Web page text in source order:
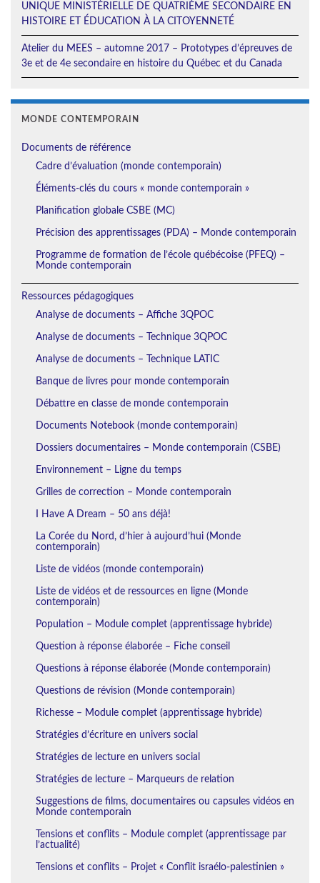
UNIQUE MINISTÉRIELLE DE QUATRIÈME SECONDAIRE EN
HISTOIRE ET ÉDUCATION À LA CITOYENNETÉ
Atelier du MEES – automne 2017 – Prototypes d’épreuves de
3e et de 4e secondaire en histoire du Québec et du Canada
MONDE CONTEMPORAIN
Documents de référence
Cadre d’évaluation (monde contemporain)
Éléments-clés du cours « monde contemporain »
Planification globale CSBE (MC)
Précision des apprentissages (PDA) – Monde contemporain
Programme de formation de l’école québécoise (PFEQ) –
Monde contemporain
Ressources pédagogiques
Analyse de documents – Affiche 3QPOC
Analyse de documents – Technique 3QPOC
Analyse de documents – Technique LATIC
Banque de livres pour monde contemporain
Débattre en classe de monde contemporain
Documents Notebook (monde contemporain)
Dossiers documentaires – Monde contemporain (CSBE)
Environnement – Ligne du temps
Grilles de correction – Monde contemporain
I Have A Dream – 50 ans déjà!
La Corée du Nord, d’hier à aujourd’hui (Monde
contemporain)
Liste de vidéos (monde contemporain)
Liste de vidéos et de ressources en ligne (Monde
contemporain)
Population – Module complet (apprentissage hybride)
Question à réponse élaborée – Fiche conseil
Questions à réponse élaborée (Monde contemporain)
Questions de révision (Monde contemporain)
Richesse – Module complet (apprentissage hybride)
Stratégies d’écriture en univers social
Stratégies de lecture en univers social
Stratégies de lecture – Marqueurs de relation
Suggestions de films, documentaires ou capsules vidéos en
Monde contemporain
Tensions et conflits – Module complet (apprentissage par
l’actualité)
Tensions et conflits – Projet « Conflit israélo-palestinien »